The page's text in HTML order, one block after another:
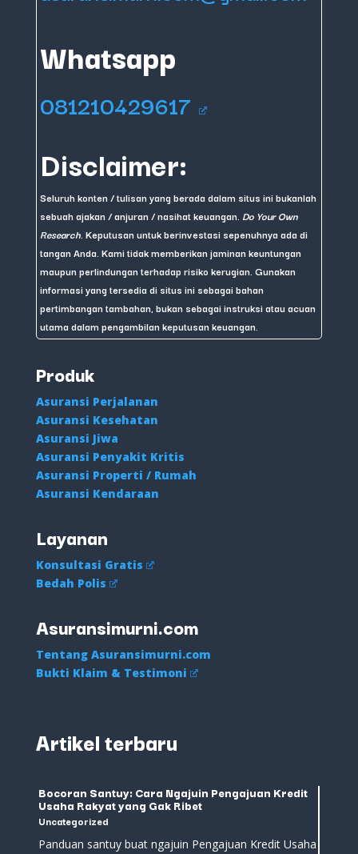
Whatsapp
081210429617
Disclaimer:
Seluruh konten / tulisan yang berada dalam situs ini bukanlah
sebuah ajakan / anjuran / nasihat keuangan. Do Your Own
Research . Keputusan untuk berinvestasi sepenuhnya ada di
tangan Anda. Kami tidak memberikan jaminan keuntungan
maupun perlindungan terhadap risiko kerugian. Gunakan
informasi yang tersedia di situs ini sebagai bahan
pertimbangan tambahan, bukan sebagai instruksi atau acuan
utama dalam pengambilan keputusan keuangan.
Produk
Asuransi Perjalanan
Asuransi Kesehatan
Asuransi Jiwa
Asuransi Penyakit Kritis
Asuransi Properti / Rumah
Asuransi Kendaraan
Layanan
Konsultasi Gratis
Bedah Polis
Asuransimurni.com
Tentang Asuransimurni.com
Bukti Klaim & Testimoni
Artikel terbaru
Bocoran Santuy: Cara Ngajuin Pengajuan Kredit
Usaha Rakyat yang Gak Ribet
Uncategorized
Panduan santuy buat ngajuin Pengajuan Kredit Usaha